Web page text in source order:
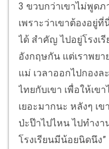
3 ขวบกว่าเขาไม่พูดภ
เพราะว่าเขาต้องอยู่
ได้ สำคัญ ไปอยู่โรงเ
อังกฤษกัน แต่เราพย
แม่ เวลาออกไปกอง
ไทยกับเขา เพื่อให้เข
เยอะมากนะ หลังๆ เ
ป่ะป๊าไปไหน ไปทำงา
โรงเรียนมีน้อยนิดนึง”